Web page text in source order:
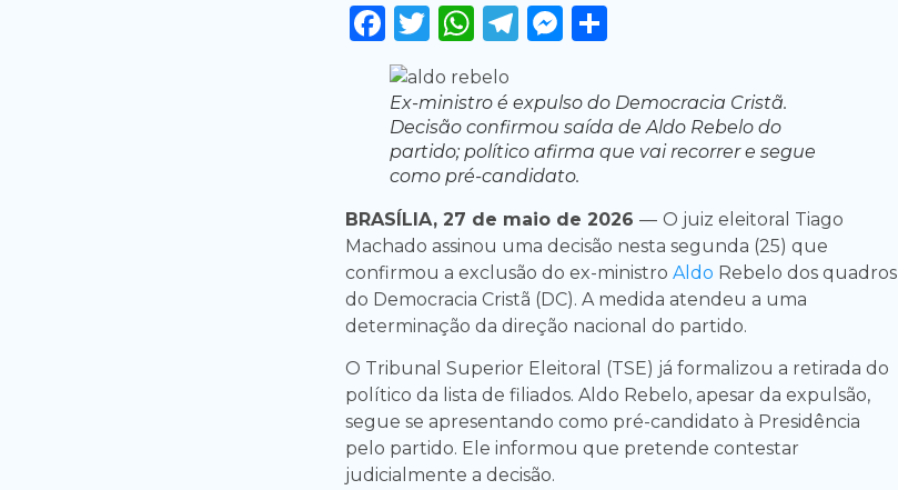
Facebook
Twitter
WhatsApp
Telegram
Messenger
Ex-ministro é expulso do Democracia Cristã.
Decisão confirmou saída de Aldo Rebelo do
partido; político afirma que vai recorrer e segue
como pré-candidato.
BRASÍLIA, 27 de maio de 2026 — O juiz eleitoral Tiago
Machado assinou uma decisão nesta segunda (25) que
confirmou a exclusão do ex-ministro Aldo Rebelo dos quadros
do Democracia Cristã (DC). A medida atendeu a uma
determinação da direção nacional do partido.
O Tribunal Superior Eleitoral (TSE) já formalizou a retirada do
político da lista de filiados. Aldo Rebelo, apesar da expulsão,
segue se apresentando como pré-candidato à Presidência
pelo partido. Ele informou que pretende contestar
judicialmente a decisão.